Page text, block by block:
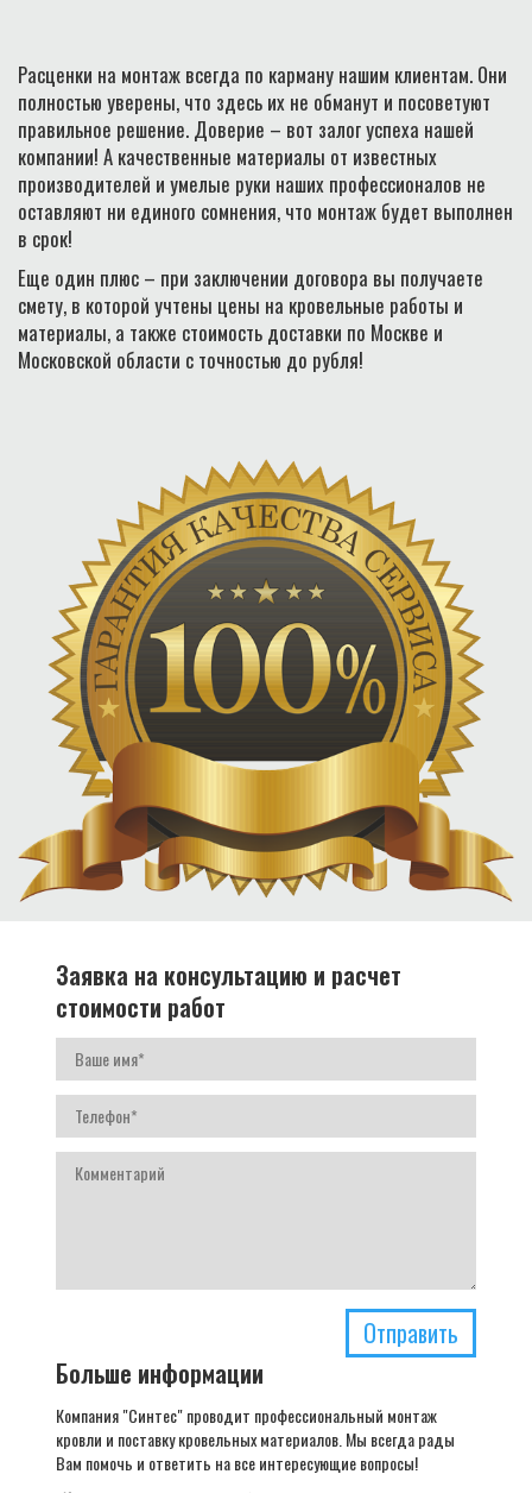
Расценки на монтаж всегда по карману нашим клиентам. Они
полностью уверены, что здесь их не обманут и посоветуют
правильное решение. Доверие – вот залог успеха нашей
компании! А качественные материалы от известных
производителей и умелые руки наших профессионалов не
оставляют ни единого сомнения, что монтаж будет выполнен
в срок!
Еще один плюс – при заключении договора вы получаете
смету, в которой учтены цены на кровельные работы и
материалы, а также стоимость доставки по Москве и
Московской области с точностью до рубля!
Заявка на консультацию и расчет
стоимости работ
Отправить
Больше информации
Компания "Синтес" проводит профессиональный монтаж
кровли и поставку кровельных материалов. Мы всегда рады
Вам помочь и ответить на все интересующие вопросы!